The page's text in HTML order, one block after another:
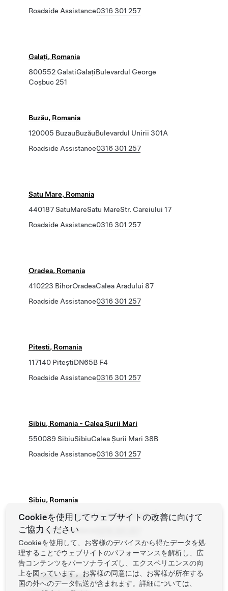
Roadside Assistance0316 301 257
Galați, Romania
800552 GalatiGalațiBulevardul George
Coșbuc 251
Buzău, Romania
120005 BuzauBuzăuBulevardul Unirii 301A
Roadside Assistance0316 301 257
Satu Mare, Romania
440187 SatuMareSatu MareStr. Careiului 17
Roadside Assistance0316 301 257
Oradea, Romania
410223 BihorOradeaCalea Aradului 87
Roadside Assistance0316 301 257
Pitesti, Romania
117140 PiteștiDN65B F4
Roadside Assistance0316 301 257
Sibiu, Romania - Calea Șurii Mari
550089 SibiuSibiuCalea Șurii Mari 38B
Roadside Assistance0316 301 257
Sibiu, Romania
557260 Sibiu Șelimbăr Strada Sibiului 5
Roadside Assistance
Timisoara, Romania
Cookieを使用してウェブサイトの改善に向けて
ご協力ください
Cookieを使用して、お客様のデバイスから得たデータを処
理することでウェブサイトのパフォーマンスを解析し、広
告コンテンツをパーソナライズし、エクスペリエンスの向
上を図っています。お客様の同意には、お客様が所在する
国の外へのデータ転送が含まれます。詳細については、